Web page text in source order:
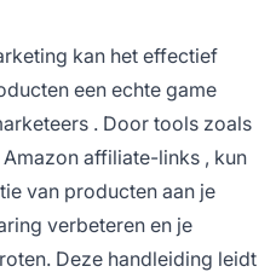
kan het effectief
een echte game
. Door tools zoals
affiliate-links , kun
van producten aan je
verbeteren en je
Deze handleiding leidt